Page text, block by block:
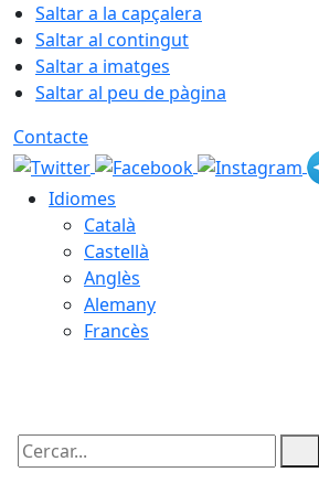
Saltar a la capçalera
Saltar al contingut
Saltar a imatges
Saltar al peu de pàgina
Contacte
Idiomes
Català
Castellà
Anglès
Alemany
Francès
Cercar: